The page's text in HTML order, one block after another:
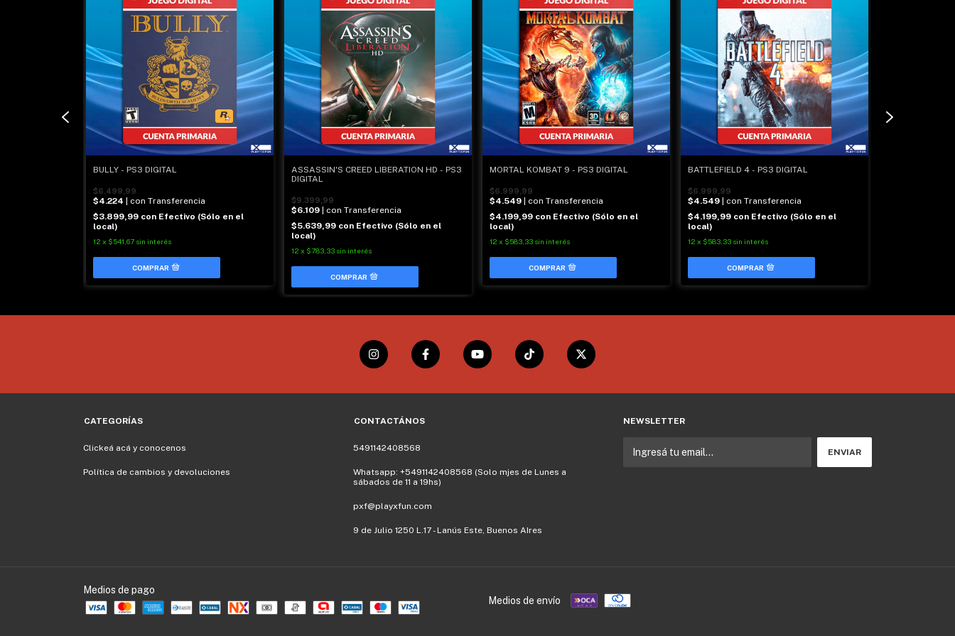
BULLY - PS3 DIGITAL
$6.499,99
$4.224
| con Transferencia
$3.899,99 con Efectivo (Sólo en el
local)
12 x $541,67 sin interés
ASSASSIN'S CREED LIBERATION HD - PS3
DIGITAL
$9.399,99
$6.109
| con Transferencia
$5.639,99 con Efectivo (Sólo en el
local)
12 x $783,33 sin interés
MORTAL KOMBAT 9 - PS3 DIGITAL
$6.999,99
$4.549
| con Transferencia
$4.199,99 con Efectivo (Sólo en el
local)
12 x $583,33 sin interés
BATTLEFIELD 4 - PS3 DIGITAL
$6.999,99
$4.549
| con Transferencia
$4.199,99 con Efectivo (Sólo en el
local)
12 x $583,33 sin interés
CATEGORÍAS
Clickeá acá y conocenos
Política de cambios y devoluciones
CONTACTÁNOS
5491142408568
Whatsapp: +5491142408568 (Solo mjes de Lunes a
sábados de 11 a 19hs)
pxf@playxfun.com
9 de Julio 1250 L.17 - Lanús Este, Buenos AIres
NEWSLETTER
Medios de pago
Medios de envío